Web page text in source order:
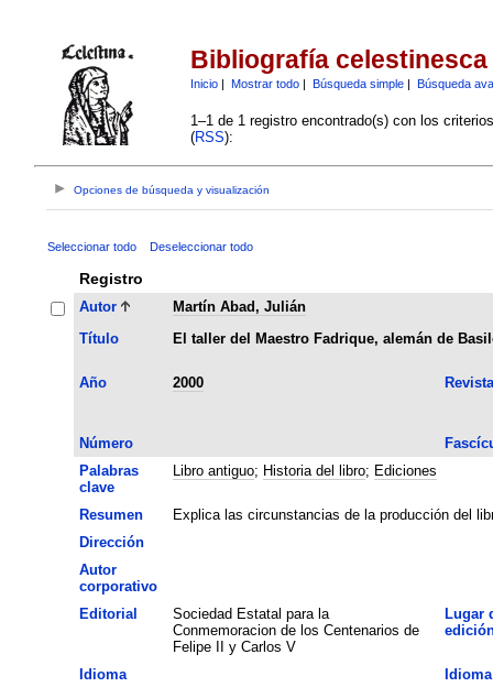
Bibliografía celestinesca
Inicio| Mostrar todo| Búsqueda simple| Búsqueda
1–1 de 1 registro encontrado(s) con los
(RSS):
Opciones de búsqueda y visualización
Seleccionar todo Deseleccionar todo
Registro
Autor
Martín Abad, Julián
Título
El taller del Maestro Fadrique, alemán de
Año 2000 Revista
Número
Palabras
clave
Libro antiguo; Historia del libro; Ediciones
Resumen
Explica las circunstancias de la producción del
Dirección
Autor
corporativo
Editorial
Sociedad Estatal para la
Conmemoracion de los Centenarios de
Felipe II y Carlos V
Lugar
Idioma